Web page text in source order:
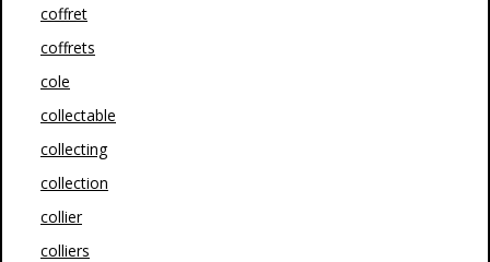
coffret
coffrets
cole
collectable
collecting
collection
collier
colliers